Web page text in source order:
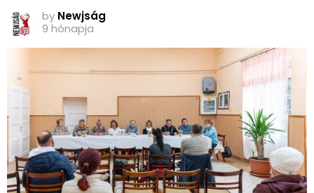
by Newjság
9 hónapja